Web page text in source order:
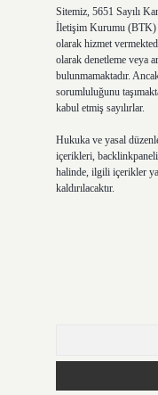
Sitemiz, 5651 Sayılı
İletişim Kurumu (BTK)
olarak hizmet
olarak denetleme veya
bulunmamaktadır.
sorumluluğunu
kabul etmiş sayılırlar.
Hukuka ve yasal
içerikleri,
halinde, ilgili içerikler
kaldırılacaktır.